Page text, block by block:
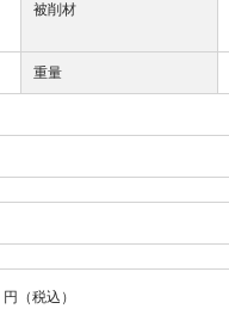
被削材
重量
円（税込）